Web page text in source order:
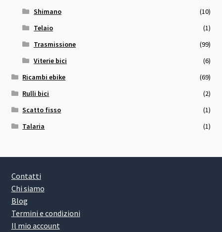
Shimano
(10)
Telaio
(1)
Trasmissione
(99)
Viterie bici
(6)
Ricambi ebike
(69)
Rulli bici
(2)
Scatto fisso
(1)
Talaria
(1)
Contatti
Chi siamo
Blog
Termini e condizioni
Il mio account